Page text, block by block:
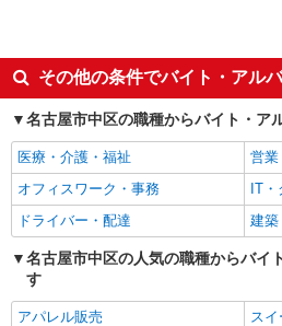
大学生歓迎
ミド
週2～3日勤務OK
短時
深夜
扶
交通費支給
社会
まかない・食事補助
社員
その他の条件でバイト・アル
名古屋市中区の職種からバイト・ア
医療・介護・福祉
営業
オフィスワーク・事務
IT
ドライバー・配達
建築
名古屋市中区の人気の職種からバイ
す
アパレル販売
ス